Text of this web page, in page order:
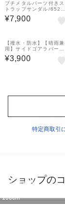
プチメタルパーツ付きス
トラップサンダル/6520
2
¥7,900
【撥水・防水】【晴雨兼
用】サイドゴアラバーレ
インブーツ/R-0015
¥3,900
特定商取引
ショップの
ORiental TRaffic
ORiental TRaffic
158cm